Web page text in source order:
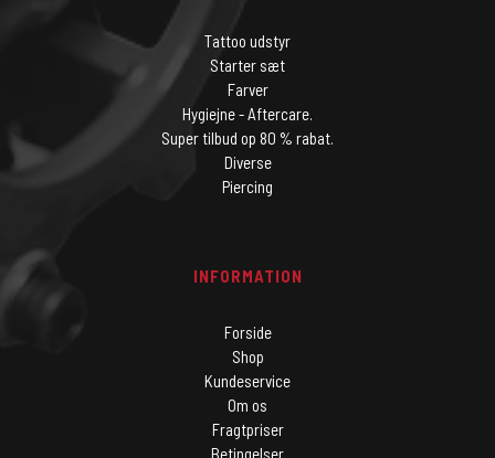
Tattoo udstyr
Starter sæt
Farver
Hygiejne - Aftercare.
Super tilbud op 80 % rabat.
Diverse
Piercing
INFORMATION
Forside
Shop
Kundeservice
Om os
Fragtpriser
Betingelser